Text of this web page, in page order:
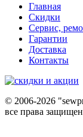
Главная
Скидки
Сервис,
Гарантии
Доставка
Контакты
© 2006-2026
все права